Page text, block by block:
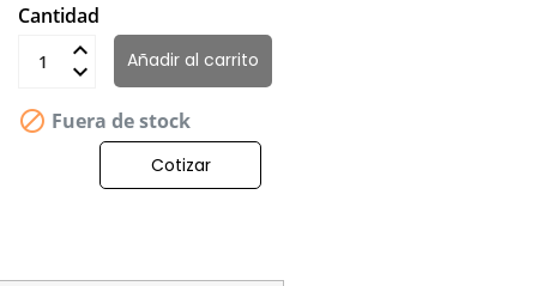
Cantidad
Añadir al carrito
 Fuera de stock
Cotizar